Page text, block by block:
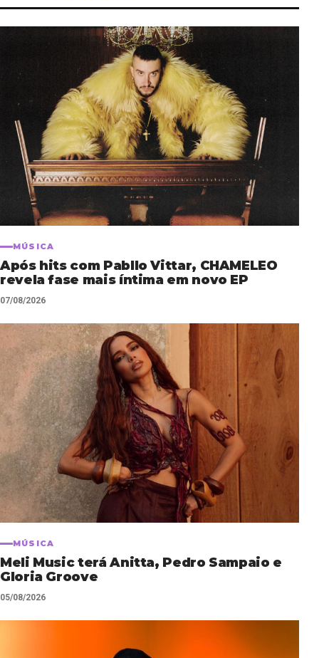
MÚSICA
Após hits com Pabllo Vittar, CHAMELEO
revela fase mais íntima em novo EP
07/08/2026
MÚSICA
Meli Music terá Anitta, Pedro Sampaio e
Gloria Groove
05/08/2026